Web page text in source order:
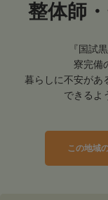
整体師
『国試
寮完備
暮らしに不安があ
できるよ
この地域